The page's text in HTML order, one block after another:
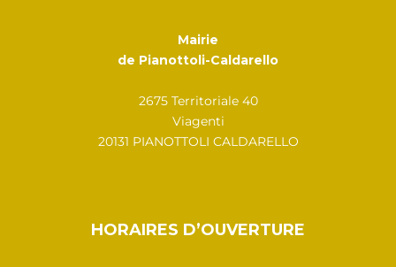
Mairie
de Pianottoli-Caldarello
2675 Territoriale 40
Viagenti
20131 PIANOTTOLI CALDARELLO
HORAIRES D’OUVERTURE